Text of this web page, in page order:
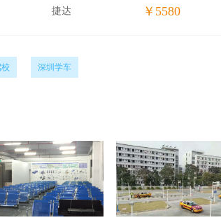
捷达 ￥5580
深圳学车